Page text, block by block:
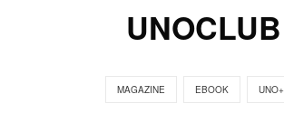
UNOCLUB
MAGAZINE EBOOK UNO+